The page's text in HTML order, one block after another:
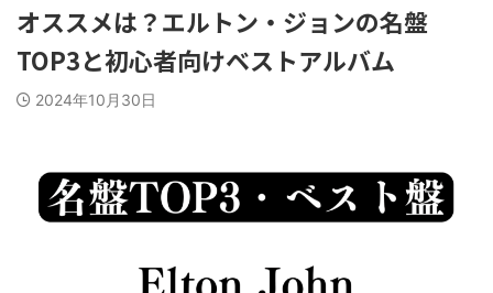
オススメは？エルトン・ジョンの名盤
TOP3と初心者向けベストアルバム
2024年10月30日